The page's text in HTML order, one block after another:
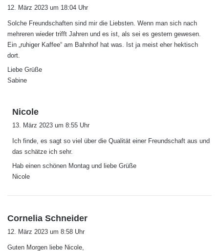
t
:
12. März 2023 um 18:04 Uhr
Solche Freundschaften sind mir die Liebsten. Wenn man sich nach
mehreren wieder trifft Jahren und es ist, als sei es gestern gewesen.
Ein „ruhiger Kaffee“ am Bahnhof hat was. Ist ja meist eher hektisch
dort.
Liebe Grüße
Sabine
Nicole
:
13. März 2023 um 8:55 Uhr
Ich finde, es sagt so viel über die Qualität einer Freundschaft aus und
das schätze ich sehr.
Hab einen schönen Montag und liebe Grüße
Nicole
Cornelia Schneider
12. März 2023 um 8:58 Uhr
Guten Morgen liebe Nicole,